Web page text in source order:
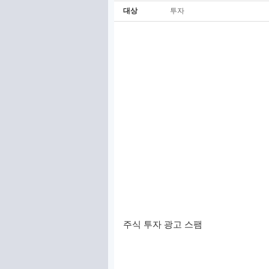
대상 투자
주식 투자 광고 스팸